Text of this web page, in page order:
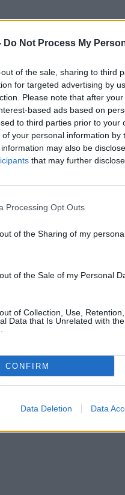
Do Not Process My
of the sale, sharing to third
for targeted advertising by
Please note that after
based ads based on
to third parties prior to
your personal information by
may also be
that may further
Processing Opt Outs
of the Sharing of my
of the Sale of my Personal
of Collection, Use,
Data that Is Unrelated with
CONFIRM
Data Deletion Data